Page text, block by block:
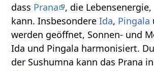
dass Prana
, die
kann. InsbesondereIda, Pingala
werden geöffnet, Sonnen- und
Ida und Pingala harmonisiert.
der Sushumna kann das Prana